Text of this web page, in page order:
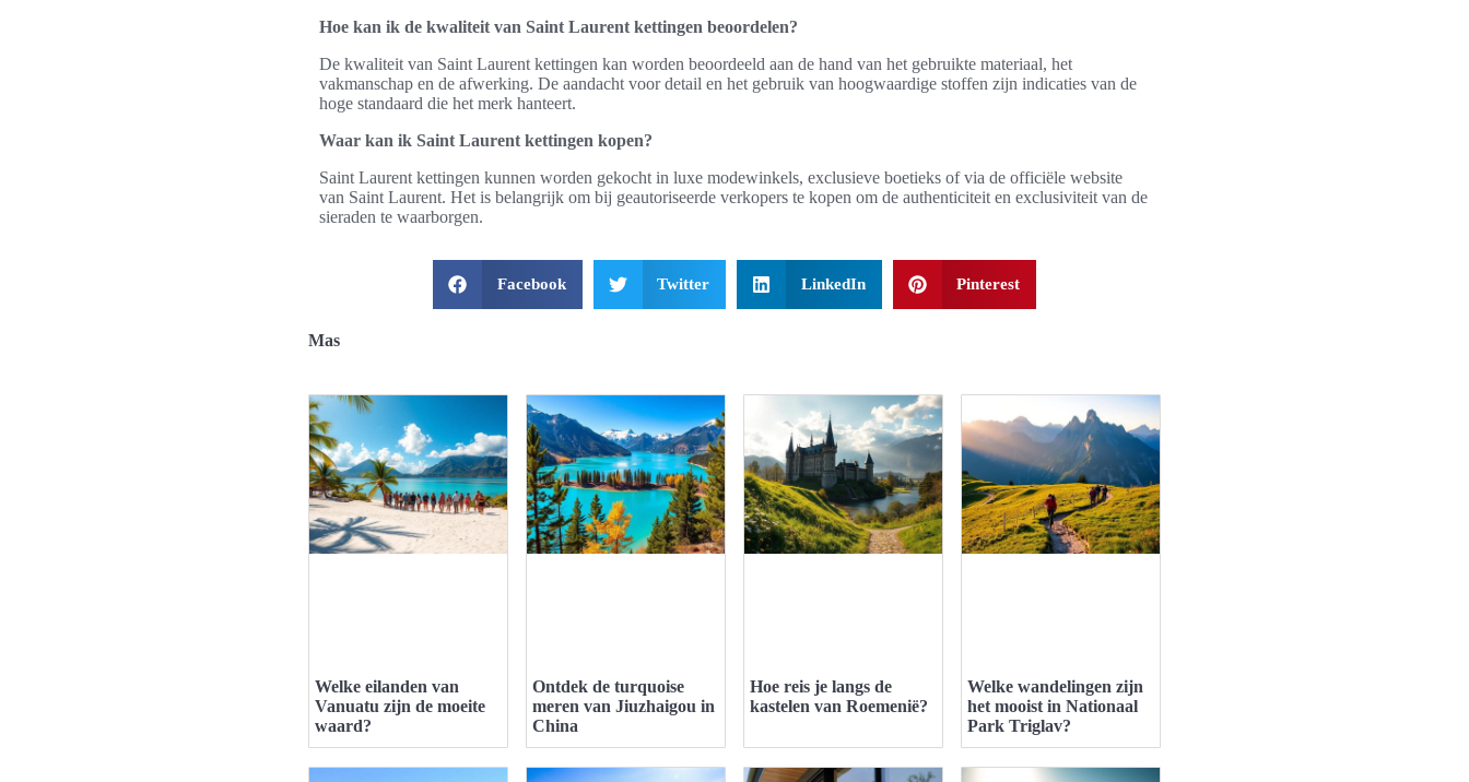
Hoe kan ik de kwaliteit van Saint Laurent kettingen beoordelen?
De kwaliteit van Saint Laurent kettingen kan worden beoordeeld aan de hand van het gebruikte materiaal, het
vakmanschap en de afwerking. De aandacht voor detail en het gebruik van hoogwaardige stoffen zijn indicaties van de
hoge standaard die het merk hanteert.
Waar kan ik Saint Laurent kettingen kopen?
Saint Laurent kettingen kunnen worden gekocht in luxe modewinkels, exclusieve boetieks of via de officiële website
van Saint Laurent. Het is belangrijk om bij geautoriseerde verkopers te kopen om de authenticiteit en exclusiviteit van de
sieraden te waarborgen.
Facebook Twitter LinkedIn Pinterest
Mas
Welke eilanden van
Vanuatu zijn de moeite
waard?
Ontdek de turquoise
meren van Jiuzhaigou in
China
Hoe reis je langs de
kastelen van Roemenië?
Welke wandelingen zijn
het mooist in Nationaal
Park Triglav?